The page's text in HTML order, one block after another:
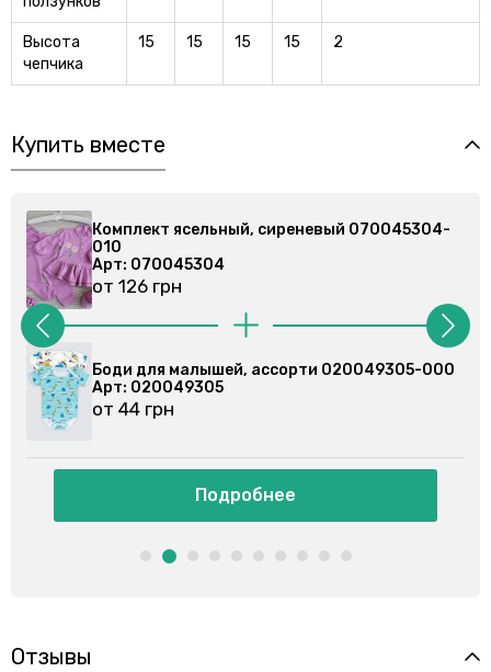
Высота
чепчика
15 15 15 15 2
Купить вместе
070045304-
020049305-000
Комплект ясельный,
Боди для малышей, ассорти
Отзывы